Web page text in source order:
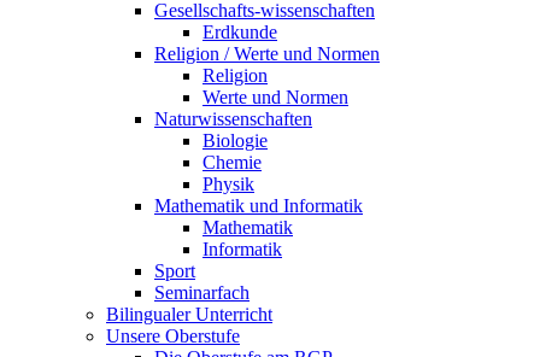
Gesellschafts-wissenschaften
Erdkunde
Religion / Werte und Normen
Religion
Werte und Normen
Naturwissenschaften
Biologie
Chemie
Physik
Mathematik und Informatik
Mathematik
Informatik
Sport
Seminarfach
Bilingualer Unterricht
Unsere Oberstufe